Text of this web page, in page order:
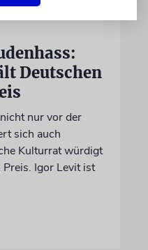
Deutschen
nur vor der
sich auch
Kulturrat würdigt
Igor Levit ist